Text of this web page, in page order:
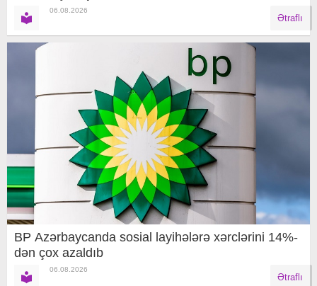
06.08.2026
Ətraflı
BP Azərbaycanda sosial layihələrə xərclərini 14%-
dən çox azaldıb
06.08.2026
Ətraflı